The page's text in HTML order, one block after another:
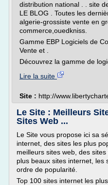
distribution national . . site
LE BLOG . Toutes les
algerie-grossiste vente en
commerce,ouedkniss.
Gamme EBP Logiciels de
Vente et .
Découvrez la gamme de
Lire la suite
Site : http://
Le Site : Meilleurs
Sites Web ...
Le Site vous propose ici sa
internet, des sites les plus
meilleurs sites web, des
plus beaux sites internet, les
ordre de popularité.
Top 100 sites internet les